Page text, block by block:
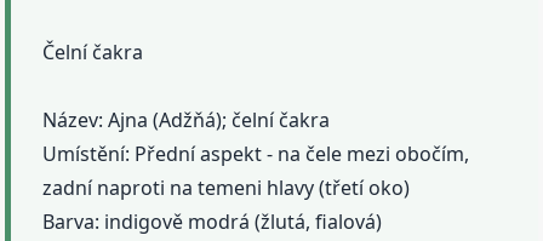
Čelní čakra
Název: Ajna (Adžňá); čelní čakra
Umístění: Přední aspekt - na čele mezi obočím,
zadní naproti na temeni hlavy (třetí oko)
Barva: indigově modrá (žlutá, fialová)